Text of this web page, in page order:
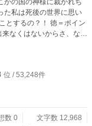
なくはないからさ、なん
世
位 / 53,248件
数 0
文字数 12,968